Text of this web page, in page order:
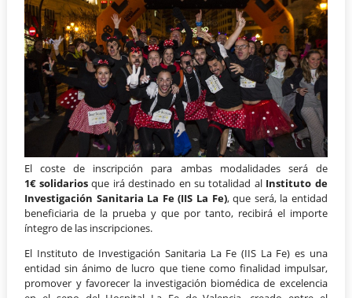
El coste de inscripción para ambas modalidades será de
1€ solidariosque irá destinado en su totalidad alInstituto de
Investigación Sanitaria La Fe (IIS La Fe), que será, la entidad
beneficiaria de la prueba y que por tanto, recibirá el importe
íntegro de las inscripciones.
El Instituto de Investigación Sanitaria La Fe (IIS La Fe) es una
entidad sin ánimo de lucro que tiene como finalidad impulsar,
promover y favorecer la investigación biomédica de excelencia